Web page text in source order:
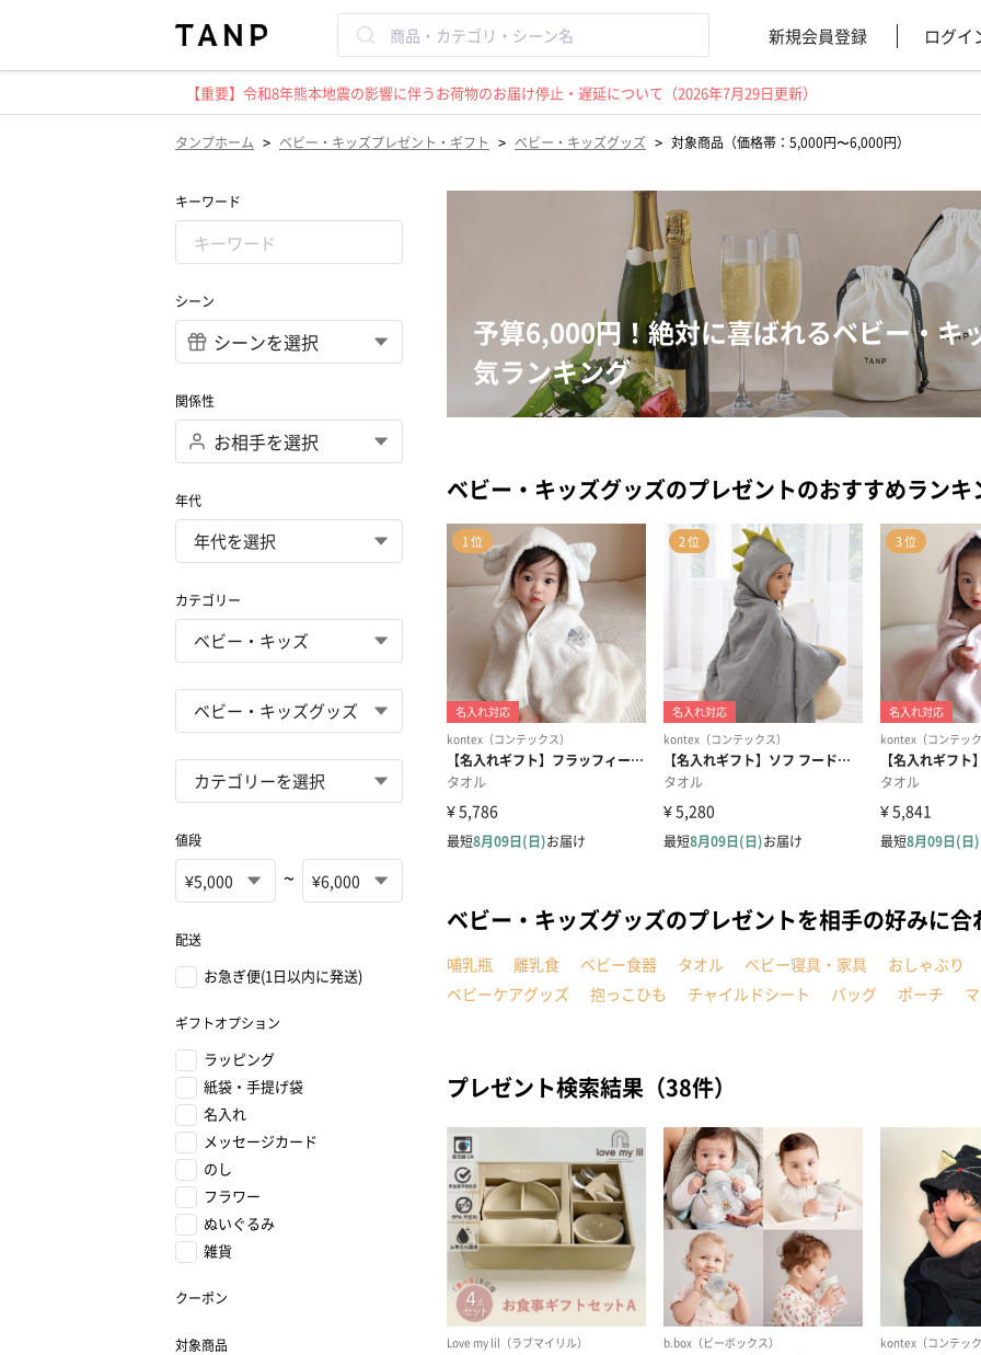
新規会員登録 ログイ
【重要】令和8年熊本地震の影響に伴うお荷物のお届け停止・遅延について（2026年7月29日更新）
タンプホーム > ベビー・キッズプレゼント・ギフト > ベビー・キッズグッズ > 対象商品（価格帯：5,000円〜6,000円）
キーワード
シーン
関係性
年代
カテゴリー
値段
~
配送
お急ぎ便(1日以内に発送)
ギフトオプション
ラッピング
紙袋・手提げ袋
名入れ
メッセージカード
のし
フラワー
ぬいぐるみ
雑貨
クーポン
対象商品
予算6,000円！絶対に喜ばれるベビー・キ
気ランキング
ベビー・キッズグッズのプレゼントのおすすめランキ
ベビー・キッズグッズのプレゼントを相手の好みに合
哺乳瓶 離乳食 ベビー食器 タオル ベビー寝具・家具
おしゃぶり
ベビーケアグッズ
抱っこひも チャイルドシート バッグ ポーチ
プレゼント検索結果（38件）